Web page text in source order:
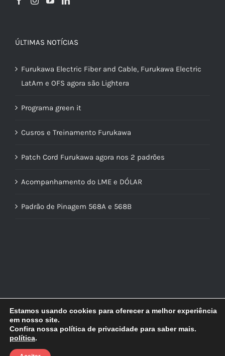
ÚLTIMAS NOTÍCIAS
Furukawa Electric Fiber and Cable, Furukawa Electric
LatAm e OFS agora são Lightera
Programa green it
Cusros e Treinamento Furukawa
Patch Cord Furukawa agora nos 2 padrões
Acompanhamento do LME e DÓLAR
Padrão de Pinagem 568A e 568B
© Copyright
Estamos usando cookies para oferecer a melhor experiência
em nosso site.
Confira nossa política de privacidade para saber mais.
política.